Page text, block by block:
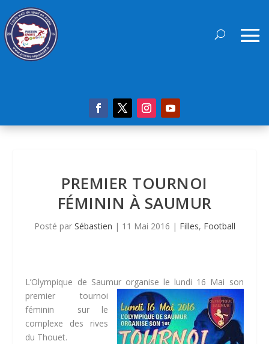
PREMIER TOURNOI
FÉMININ À SAUMUR
Posté par Sébastien | 11 Mai 2016 | Filles, Football
L’Olympique de Saumurorganise le lundi 16 Mai son
premier tournoi
féminin sur le
complexe des rives
du Thouet.